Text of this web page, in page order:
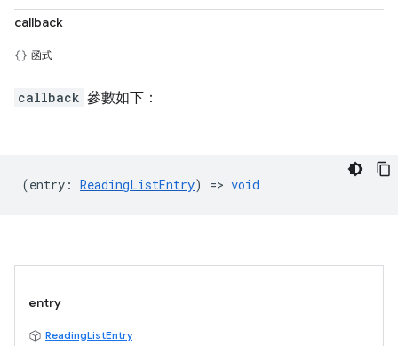
callback
函式
callback 參數如下：
(entry : ReadingListEntry) => void
entry
ReadingListEntry